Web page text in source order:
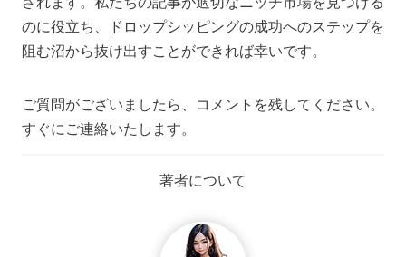
のに役立ち、ドロップシッピングの成功へのステップを
阻む沼から抜け出すことができれば幸いです。
ご質問がございましたら、コメントを残してください。
すぐにご連絡いたします。
著者について